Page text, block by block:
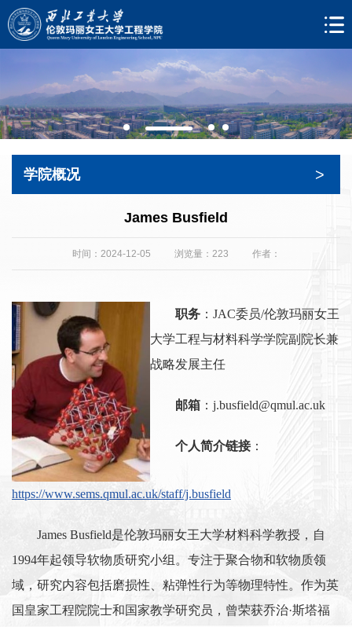
学院概况 >
James Busfield
时间：2024-12-05 浏览量： 223 作者：
职务 ：JAC委员/伦敦玛丽女王
大学工程与材料科学学院副院长兼
战略发展主任
邮箱 ：j.busfield@qmul.ac.uk
个人简介链接：
https://www.sems.qmul.ac.uk/staff/j.busfield
James Busfield是伦敦玛丽女王大学材料科学教授，自
1994年起领导软物质研究小组。专注于聚合物和软物质领
域，研究内容包括磨损性、粘弹性行为等物理特性。作为英
国皇家工程院院士和国家教学研究员，曾荣获乔治·斯塔福